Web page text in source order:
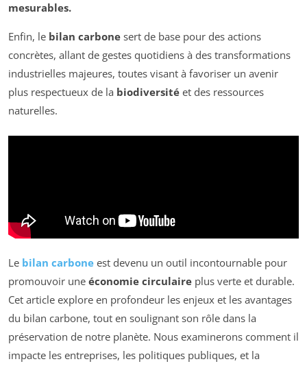
mesurables.
Enfin, le bilan carbone sert de base pour des actions
concrètes, allant de gestes quotidiens à des transformations
industrielles majeures, toutes visant à favoriser un avenir
plus respectueux de la biodiversité et des ressources
naturelles.
Le bilan carbone est devenu un outil incontournable pour
promouvoir une économie circulaire plus verte et durable.
Cet article explore en profondeur les enjeux et les avantages
du bilan carbone, tout en soulignant son rôle dans la
préservation de notre planète. Nous examinerons comment il
impacte les entreprises, les politiques publiques, et la